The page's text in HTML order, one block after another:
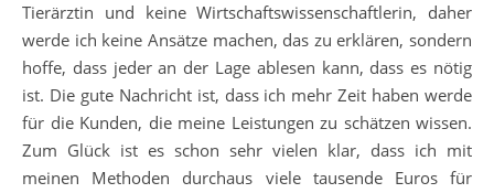
Tierärztin und keine Wirtschaftswissenschaftlerin, daher
werde ich keine Ansätze machen, das zu erklären, sondern
hoffe, dass jeder an der Lage ablesen kann, dass es nötig
ist. Die gute Nachricht ist, dass ich mehr Zeit haben werde
für die Kunden, die meine Leistungen zu schätzen wissen.
Zum Glück ist es schon sehr vielen klar, dass ich mit
meinen Methoden durchaus viele tausende Euros für